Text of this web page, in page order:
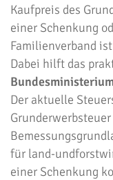
Kaufpreis des
einer Schenkung
Familienverband
Dabei hilft das
Der aktuelle
für land-
einer Schenkung